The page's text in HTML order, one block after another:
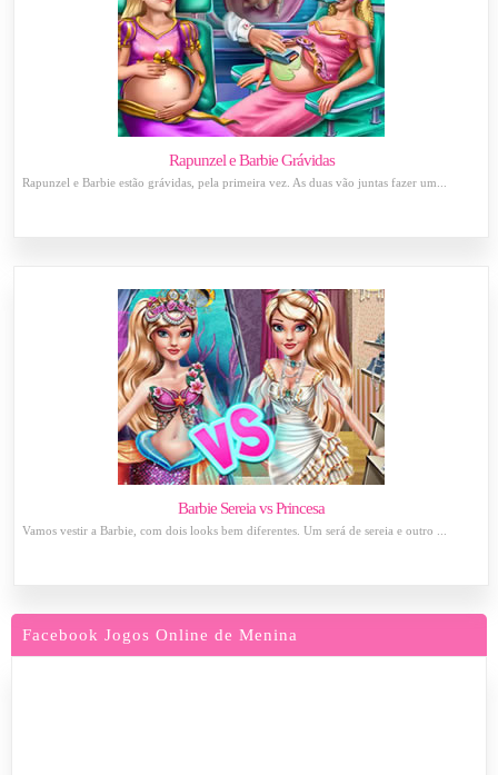
Rapunzel e Barbie Grávidas
Rapunzel e Barbie estão grávidas, pela primeira vez. As duas vão juntas fazer um...
Barbie Sereia vs Princesa
Vamos vestir a Barbie, com dois looks bem diferentes. Um será de sereia e outro ...
Facebook Jogos Online de Menina